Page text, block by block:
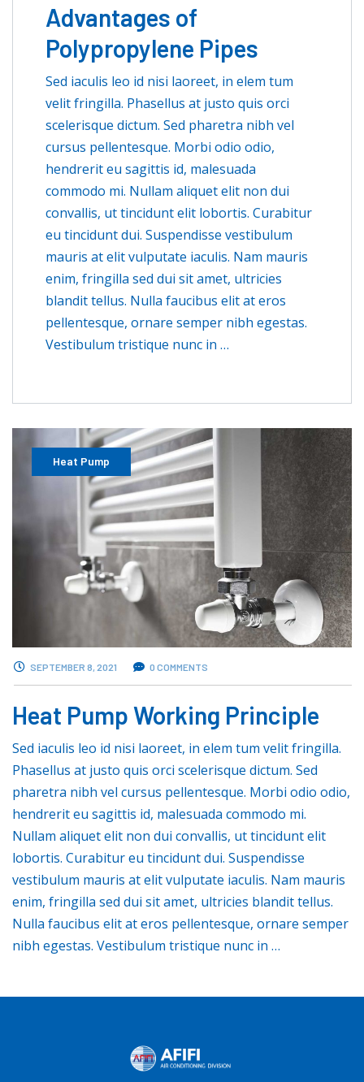
Advantages of
Polypropylene Pipes
Sed iaculis leo id nisi laoreet, in elem tum
velit fringilla. Phasellus at justo quis orci
scelerisque dictum. Sed pharetra nibh vel
cursus pellentesque. Morbi odio odio,
hendrerit eu sagittis id, malesuada
commodo mi. Nullam aliquet elit non dui
convallis, ut tincidunt elit lobortis. Curabitur
eu tincidunt dui. Suspendisse vestibulum
mauris at elit vulputate iaculis. Nam mauris
enim, fringilla sed dui sit amet, ultricies
blandit tellus. Nulla faucibus elit at eros
pellentesque, ornare semper nibh egestas.
Vestibulum tristique nunc in …
Heat Pump
SEPTEMBER 8, 2021 0 COMMENTS
Heat Pump Working Principle
Sed iaculis leo id nisi laoreet, in elem tum velit fringilla.
Phasellus at justo quis orci scelerisque dictum. Sed
pharetra nibh vel cursus pellentesque. Morbi odio odio,
hendrerit eu sagittis id, malesuada commodo mi.
Nullam aliquet elit non dui convallis, ut tincidunt elit
lobortis. Curabitur eu tincidunt dui. Suspendisse
vestibulum mauris at elit vulputate iaculis. Nam mauris
enim, fringilla sed dui sit amet, ultricies blandit tellus.
Nulla faucibus elit at eros pellentesque, ornare semper
nibh egestas. Vestibulum tristique nunc in …